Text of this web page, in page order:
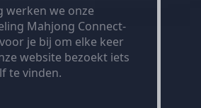
werken we onze
Mahjong Connect-
je bij om elke keer
website bezoekt iets
te vinden.